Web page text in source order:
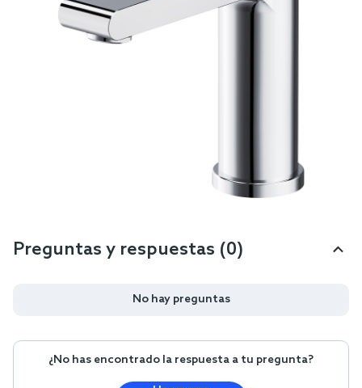
Preguntas y respuestas (0)
No hay preguntas
¿No has encontrado la respuesta a tu pregunta?